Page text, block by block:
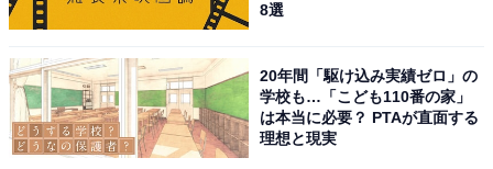
8選
20年間「駆け込み実績ゼロ」の
学校も…「こども110番の家」
は本当に必要？ PTAが直面する
理想と現実